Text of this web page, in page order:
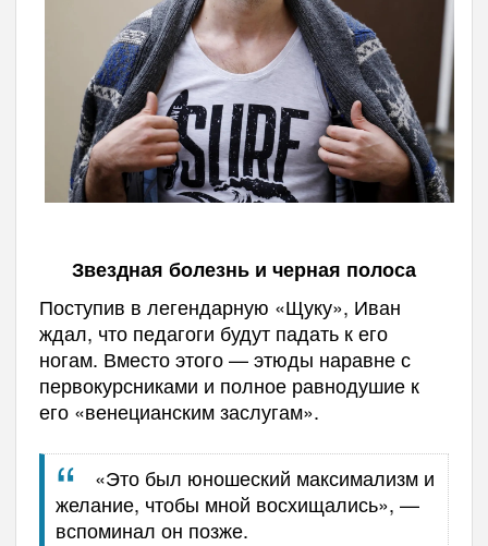
Звездная болезнь и черная полоса
Поступив в легендарную «Щуку», Иван
ждал, что педагоги будут падать к его
ногам. Вместо этого — этюды наравне с
первокурсниками и полное равнодушие к
его «венецианским заслугам».
«Это был юношеский максимализм и
желание, чтобы мной восхищались», —
вспоминал он позже.